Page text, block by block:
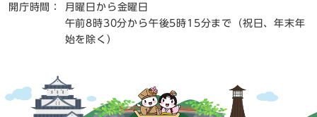
開庁時間：
月曜日から金曜日
午前8時30分から午後5時15分まで（祝日、年末年
始を除く）